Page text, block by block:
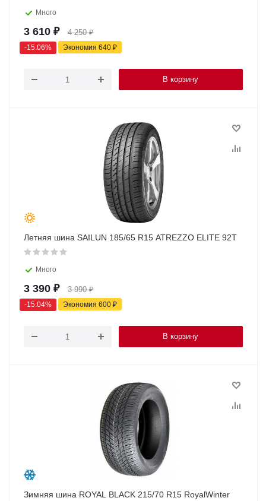
Много
3 610 ₽ 4 250₽
-15.06% Экономия 640 ₽
В корзину
Летняя шина SAILUN 185/65 R15 ATREZZO ELITE 92T
Много
3 390 ₽ 3 990₽
-15.04% Экономия 600 ₽
В корзину
Зимняя шина ROYAL BLACK 215/70 R15 RoyalWinter